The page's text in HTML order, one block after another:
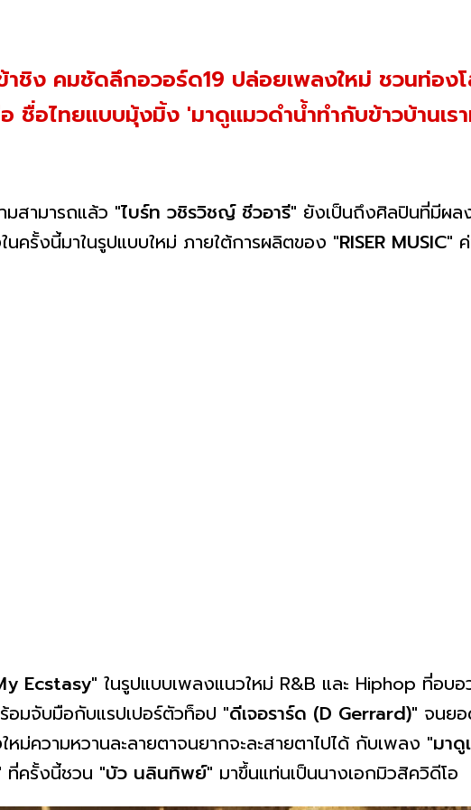
ชิง คมชัดลึกอวอร์ด19 ปล่อยเพลงใหม่ ชวนท่อง
อไทยแบบมุ้งมิ้ง 'มาดูแมวดำน้ำทำกับข้าวบ้านเร
สามารถแล้ว "ไบร์ท วชิรวิชญ์ ชีวอารี" ยังเป็นถึงศิลปินที่มีผล
รั้งนี้มาในรูปแบบใหม่ ภายใต้การผลิตของ "RISER MUSIC"
Ecstasy" ในรูปแบบเพลงแนวใหม่ R&B และ Hiphop ที่อบ
มจับมือกับแรปเปอร์ตัวท็อป "ดีเจอราร์ด (D Gerrard)" จนยอ
ม่ความหวานละลายตาจนยากจะละสายตาไปได้ กับเพลง "มาดู
ที่ครั้งนี้ชวน "บัว นลินทิพย์" มาขึ้นแท่นเป็นนางเอกมิวสิควิดีโอ